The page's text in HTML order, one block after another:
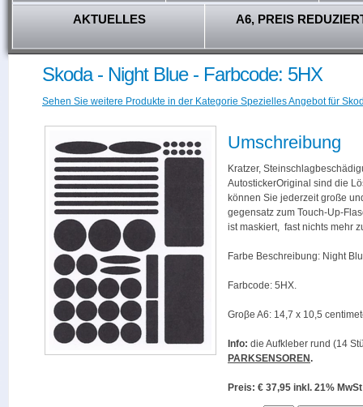
AKTUELLES A6, PREIS
Skoda - Night Blue - Farbcode: 5HX
Sehen Sie weitere Produkte in der Kategorie Spezielles Angebot für
Umschreibung
Kratzer,
AutostickerOriginal sind die
können Sie jederzeit große
gegensatz zum Touch-Up-
ist maskiert, fast nichts mehr
Farbe Beschreibung: Night
Farbcode: 5HX.
Groβe A6: 14,7 x 10,5
Info: die Aufkleber rund (14
PARKSENSOREN.
Preis: € 37,95 inkl. 21%